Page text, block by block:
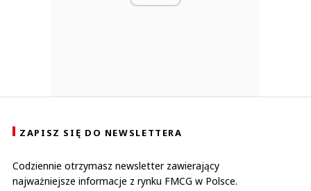
ZAPISZ SIĘ DO NEWSLETTERA
Codziennie otrzymasz newsletter zawierający
najważniejsze informacje z rynku FMCG w Polsce.